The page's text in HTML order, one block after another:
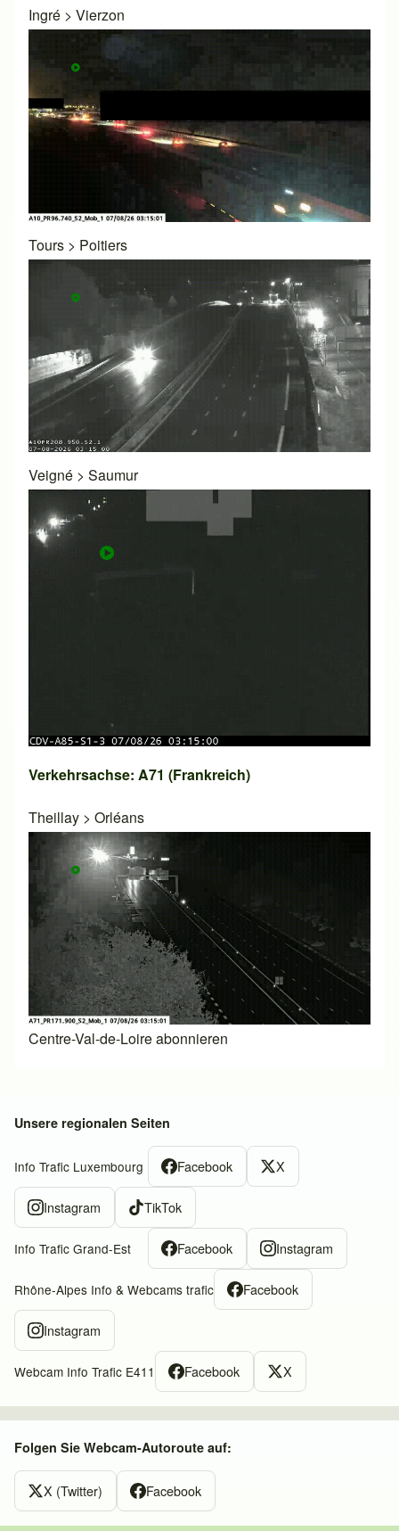
Ingré > Vierzon
Tours > Poitiers
Veigné > Saumur
Verkehrsachse: A71 (Frankreich)
Theillay > Orléans
Centre-Val-de-Loire abonnieren
Unsere regionalen Seiten
Info Trafic Luxembourg Facebook X
Instagram TikTok
Info Trafic Grand-Est Facebook Instagram
Rhône-Alpes Info & Webcams trafic Facebook
Instagram
Webcam Info Trafic E411 Facebook X
Folgen Sie Webcam-Autoroute auf:
X (Twitter) Facebook